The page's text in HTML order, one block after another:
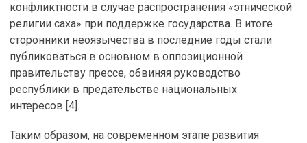
конфликтности в случае распространения «этнической
религии саха» при поддержке государства. В итоге
сторонники неоязычества в последние годы стали
публиковаться в основном в оппозиционной
правительству прессе, обвиняя руководство
республики в предательстве национальных
интересов [4].
Таким образом, на современном этапе развития